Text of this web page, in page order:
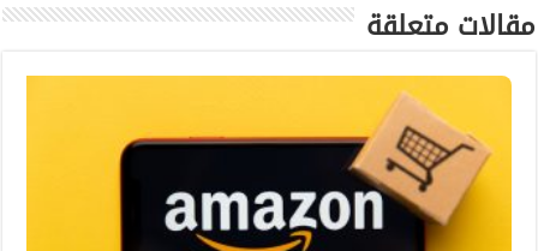
مقالات متعلقة